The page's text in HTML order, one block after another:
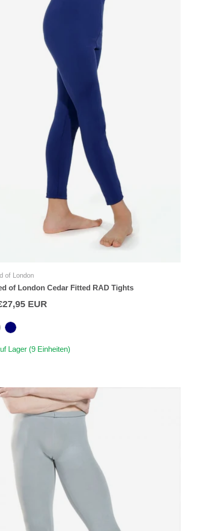
of London
of London Cedar Fitted RAD Tights
EUR
Navy
Lager (9 Einheiten)